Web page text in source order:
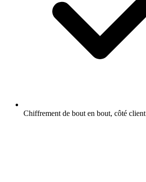
Chiffrement de bout en bout, côté client